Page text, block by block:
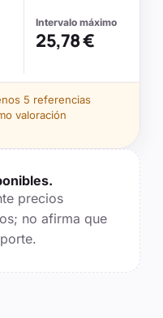
Intervalo máximo
25,78 €
5 referencias
valoración
precios
no afirma que